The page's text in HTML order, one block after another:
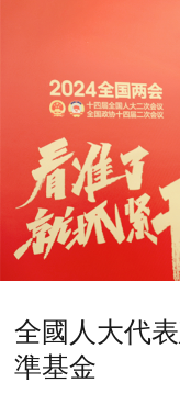
全國人大代
準基金